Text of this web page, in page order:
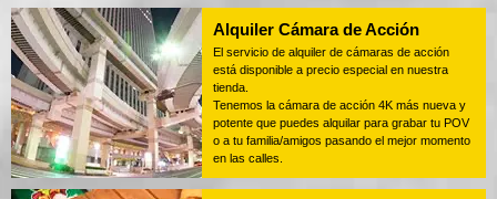
Alquiler Cámara de Acción
El servicio de alquiler de cámaras de acción
está disponible a precio especial en nuestra
tienda.
Tenemos la cámara de acción 4K más nueva y
potente que puedes alquilar para grabar tu POV
o a tu familia/amigos pasando el mejor momento
en las calles.